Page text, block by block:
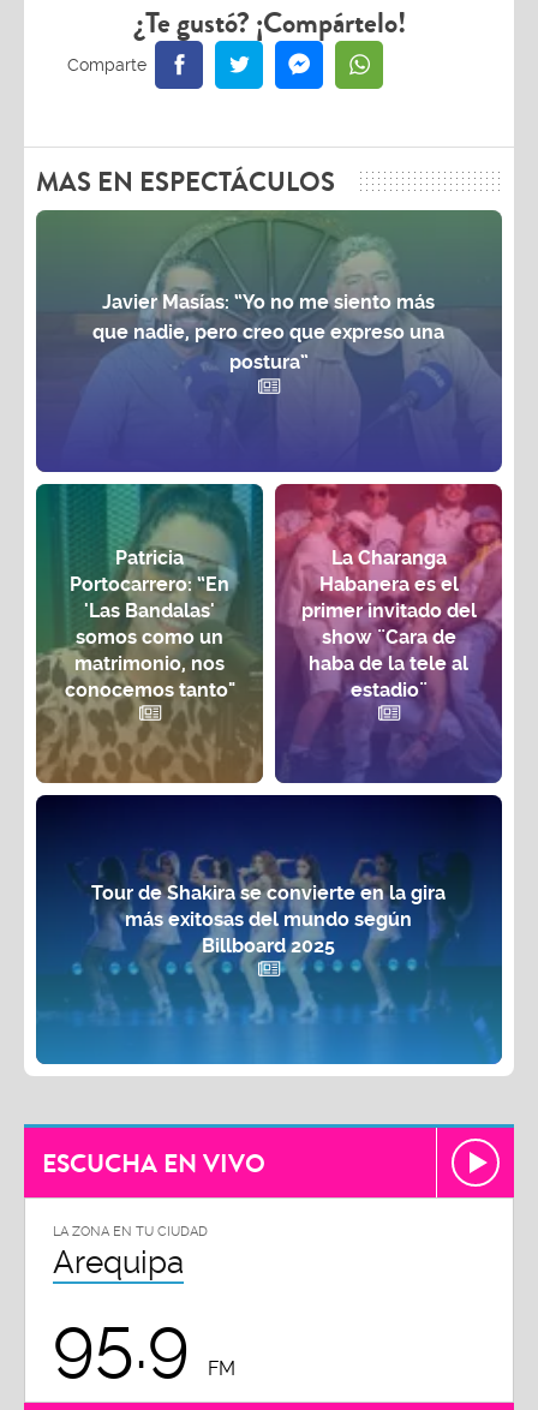
¿Te gustó? ¡Compártelo!
MAS EN ESPECTÁCULOS
Javier Masías: “Yo no me siento más
que nadie, pero creo que expreso una
postura”
Patricia
Portocarrero: “En
'Las Bandalas'
somos como un
matrimonio, nos
conocemos tanto"
La Charanga
Habanera es el
primer invitado del
show ¨Cara de
haba de la tele al
estadio¨
Tour de Shakira se convierte en la gira
más exitosas del mundo según
Billboard 2025
ESCUCHA EN VIVO
LA ZONA EN TU CIUDAD
Arequipa
95.9 FM